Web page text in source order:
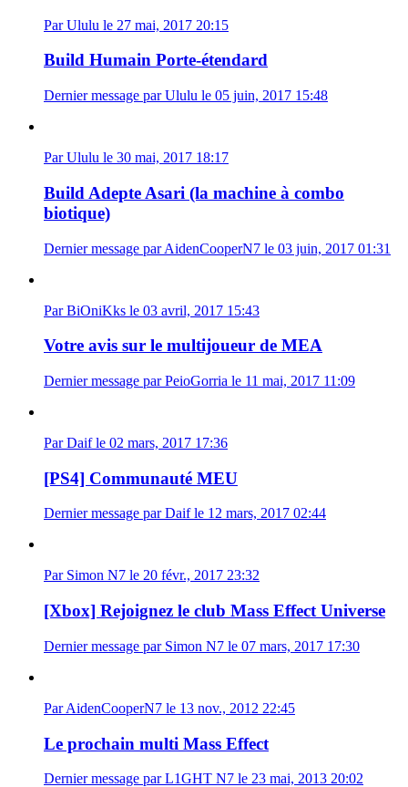
Par Ululu le 27 mai, 2017 20:15
Build Humain Porte-étendard
Dernier message par Ululu le 05 juin, 2017 15:48
Par Ululu le 30 mai, 2017 18:17
Build Adepte Asari (la machine à combo
biotique)
Dernier message par AidenCooperN7 le 03 juin, 2017 01:31
Par BiOniKks le 03 avril, 2017 15:43
Votre avis sur le multijoueur de MEA
Dernier message par PeioGorria le 11 mai, 2017 11:09
Par Daif le 02 mars, 2017 17:36
[PS4] Communauté MEU
Dernier message par Daif le 12 mars, 2017 02:44
Par Simon N7 le 20 févr., 2017 23:32
[Xbox] Rejoignez le club Mass Effect Universe
Dernier message par Simon N7 le 07 mars, 2017 17:30
Par AidenCooperN7 le 13 nov., 2012 22:45
Le prochain multi Mass Effect
Dernier message par L1GHT N7 le 23 mai, 2013 20:02